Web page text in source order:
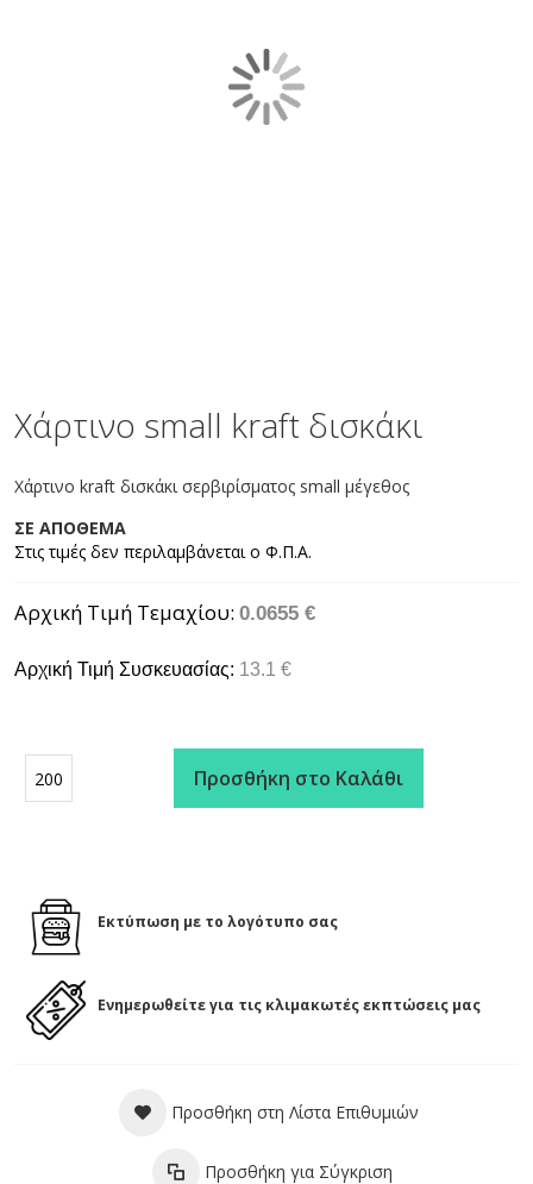
beginning
of
images
Χάρτινο small kraft δισκάκι
Χάρτινο kraft δισκάκι σερβιρίσματος small μέγεθος
ΣΕ ΑΠΟΘΕΜΑ
Αρχική Τιμή Τεμαχίου 0.0655 €
Αρχική Τιμή Συσκευασίας: 13.1 €
Προσθήκη στο Καλάθι
Εκτύπωση με το λογότυπο σας
Ενημερωθείτε για τις κλιμακωτές εκπτώσεις μας
Προσθήκη στη Λίστα Επιθυμιών
Προσθήκη για Σύγκριση